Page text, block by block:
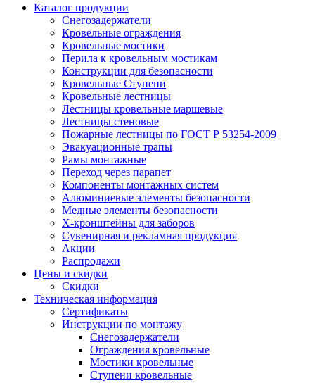
Каталог продукции
Снегозадержатели
Кровельные ограждения
Кровельные мостики
Перила к кровельным мостикам
Конструкции для безопасности
Кровельные Ступени
Кровельные лестницы
Лестницы кровельные маршевые
Лестницы стеновые
Пожарные лестницы по ГОСТ Р 53254-2009
Эвакуационные трапы
Рамы монтажные
Переход через парапет
Компоненты монтажных систем
Алюминиевые элементы безопасности
Медные элементы безопасности
X-кронштейны для заборов
Сувенирная и рекламная продукция
Акции
Распродажи
Цены и скидки
Скидки
Техническая информация
Сертификаты
Инструкции по монтажу
Снегозадержатели
Ограждения кровельные
Мостики кровельные
Ступени кровельные